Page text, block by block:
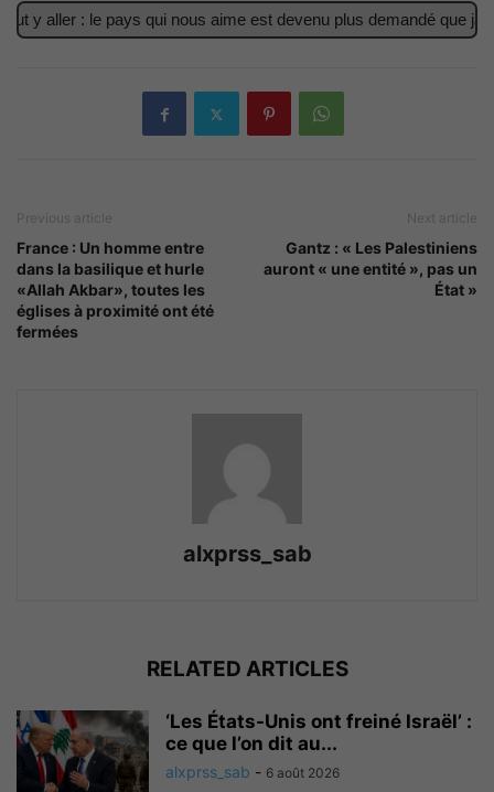
y aller : le pays qui nous aime est devenu plus demandé que
Previous article
France : Un homme entre
dans la basilique et hurle
«Allah Akbar», toutes les
églises à proximité ont été
fermées
Next article
Gantz : « Les Palestiniens
auront « une entité », pas un
État »
alxprss_sab
RELATED ARTICLES
‘Les États-Unis ont freiné Israël’ :
ce que l’on dit au...
alxprss_sab - 6 août 2026